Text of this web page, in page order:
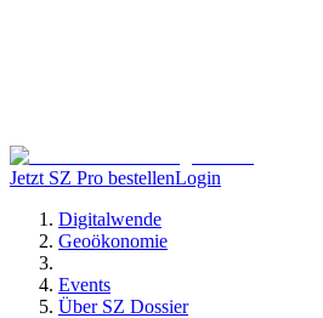
Jetzt SZ Pro bestellenLogin
Digitalwende
Geoökonomie
Events
Über SZ Dossier